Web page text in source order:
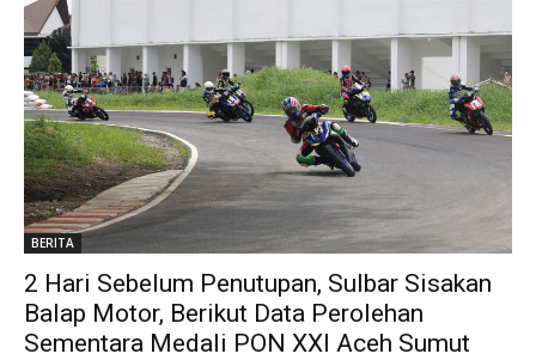
BERITA
2 Hari Sebelum Penutupan, Sulbar Sisakan
Balap Motor, Berikut Data Perolehan
Sementara Medali PON XXI Aceh Sumut